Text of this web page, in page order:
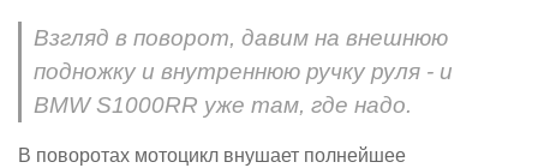
Взгляд в поворот, давим на внешнюю
подножку и внутреннюю ручку руля - и
BMW S1000RR уже там, где надо.
В поворотах мотоцикл внушает полнейшее